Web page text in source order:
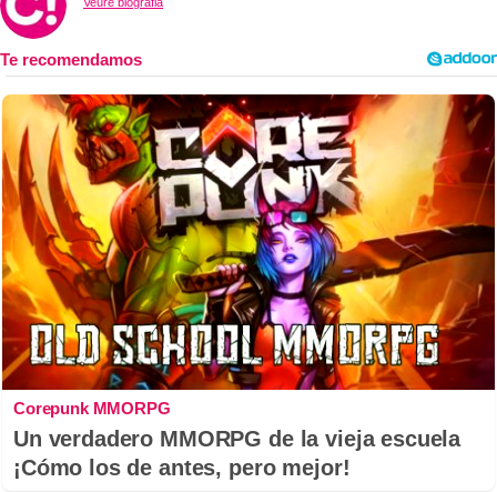
Corepunk MMORPG
Un verdadero MMORPG de la vieja escuela
¡Cómo los de antes, pero mejor!